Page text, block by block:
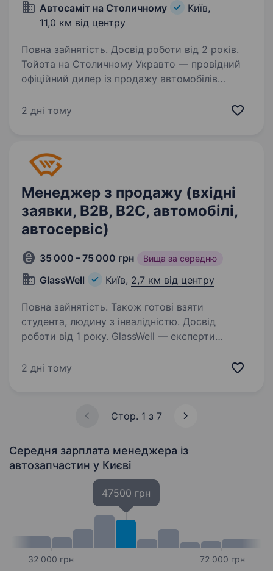
Автосаміт на Столичному
Київ,
11,0 км від центру
Повна зайнятість. Досвід роботи від 2 років.
Тойота на Столичному Укравто — провідний
офіційний дилер із продажу автомобілів
у Києві. Ми динамічно розвиваємося
2 дні тому
Менеджер з продажу (вхідні
заявки, В2В, В2С, автомобілі,
автосервіс)
35 000 – 75 000 грн Вища за середню
GlassWell Київ, 2,7 км від центру
Повна зайнятість. Також готові взяти
студента, людину з інвалідністю. Досвід
роботи від 1 року. GlassWell — експерти
автомобілів, та детейлінгу. Наша мережа вже
найкращий сервіс…
2 дні тому
Стор. 1 з 7
Середня зарплата менеджера із
автозапчастин у Києві
32 000 грн
47500 грн
72 000 грн